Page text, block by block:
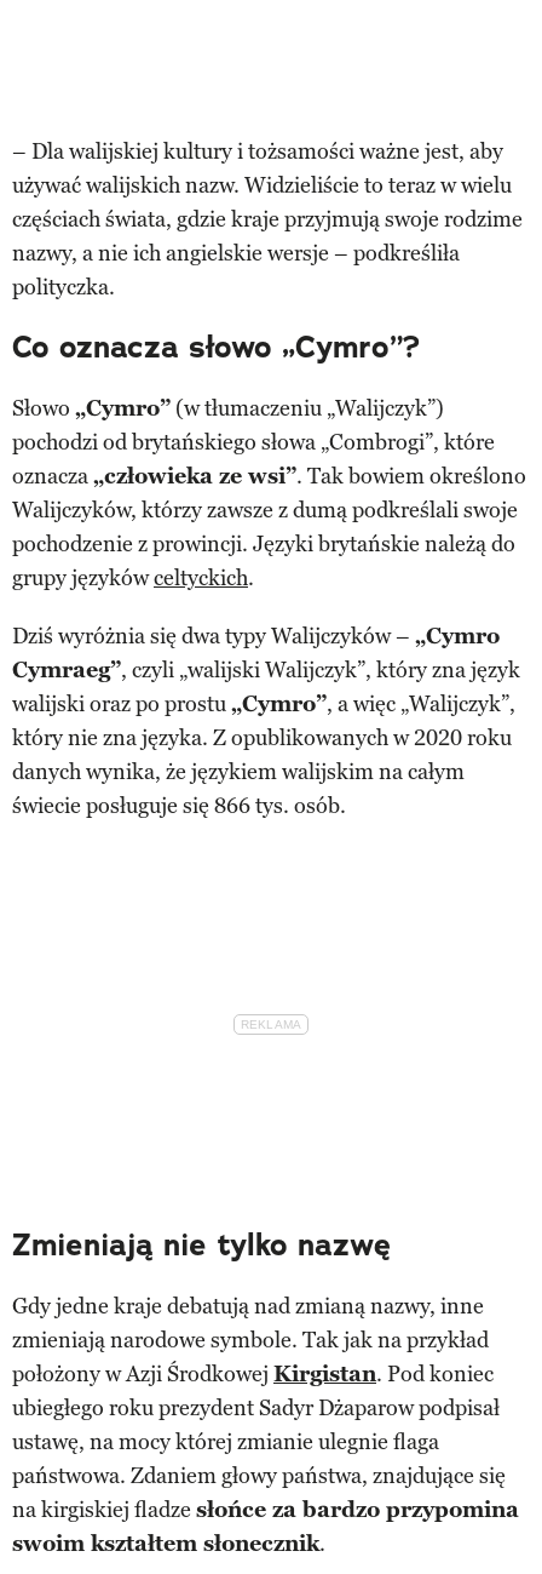
– Dla walijskiej kultury i tożsamości ważne jest, aby
używać walijskich nazw. Widzieliście to teraz w wielu
częściach świata, gdzie kraje przyjmują swoje rodzime
nazwy, a nie ich angielskie wersje – podkreśliła
polityczka.
Co oznacza słowo „Cymro”?
Słowo „Cymro” (w tłumaczeniu „Walijczyk”)
pochodzi od brytańskiego słowa „Combrogi”, które
oznacza„człowieka ze wsi”. Tak bowiem określono
Walijczyków, którzy zawsze z dumą podkreślali swoje
pochodzenie z prowincji. Języki brytańskie należą do
grupy językówceltyckich.
Dziś wyróżnia się dwa typy Walijczyków – „Cymro
Cymraeg”, czyli „walijski Walijczyk”, który zna język
walijski oraz po prostu„Cymro”, a więc „Walijczyk”,
który nie zna języka. Z opublikowanych w 2020 roku
danych wynika, że językiem walijskim na całym
świecie posługuje się 866 tys. osób.
Zmieniają nie tylko nazwę
Gdy jedne kraje debatują nad zmianą nazwy, inne
zmieniają narodowe symbole. Tak jak na przykład
położony w Azji Środkowej Kirgistan. Pod koniec
ubiegłego roku prezydent Sadyr Dżaparow podpisał
ustawę, na mocy której zmianie ulegnie flaga
państwowa. Zdaniem głowy państwa, znajdujące się
na kirgiskiej fladze słońce za bardzo przypomina
swoim kształtem słonecznik.